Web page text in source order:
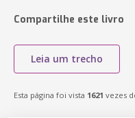
Compartilhe este livro
Leia um trecho
Esta página foi vista 1621 vezes